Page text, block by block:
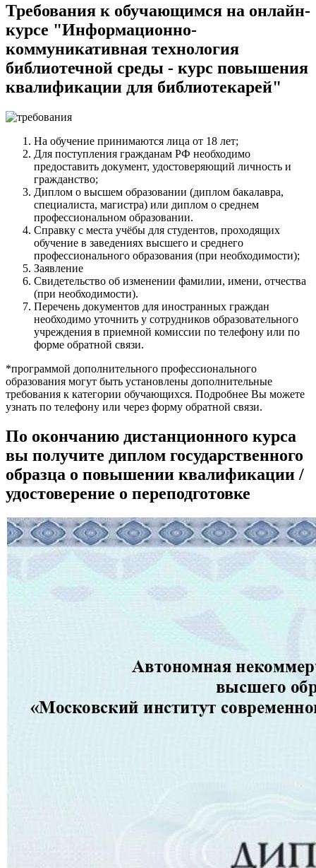
Требования к обучающимся на онлайн-
курсе "Информационно-
коммуникативная технология
библиотечной среды - курс повышения
квалификации для библиотекарей"
На обучение принимаются лица от 18 лет;
Для поступления гражданам РФ необходимо
предоставить документ, удостоверяющий личность и
гражданство;
Диплом о высшем образовании (диплом бакалавра,
специалиста, магистра) или диплом о среднем
профессиональном образовании.
Справку с места учёбы для студентов, проходящих
обучение в заведениях высшего и среднего
профессионального образования (при необходимости);
Заявление
Свидетельство об изменении фамилии, имени, отчества
(при необходимости).
Перечень документов для иностранных граждан
необходимо уточнить у сотрудников образовательного
учреждения в приемной комиссии по телефону или по
форме обратной связи.
*программой дополнительного профессионального
образования могут быть установлены дополнительные
требования к категории обучающихся. Подробнее Вы можете
узнать по телефону или через форму обратной связи.
По окончанию дистанционного курса
вы получите диплом государственного
образца о повышении квалификации /
удостоверение о переподготовке